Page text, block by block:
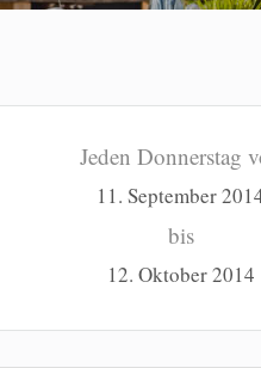
Jeden Donnerstag
11. September
bis
12. Oktober 2014